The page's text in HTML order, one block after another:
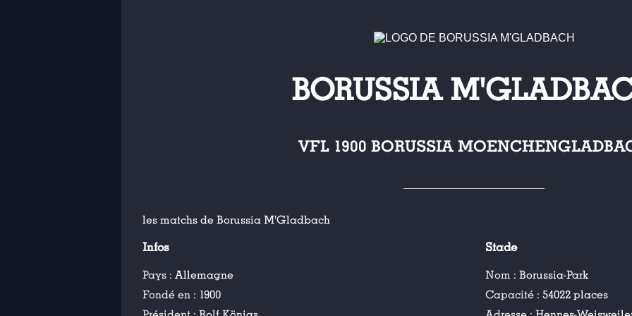
BORUSSIA
VFL 1900 BORUSSIA
les matchs de Borussia M'Gladbach
Infos
Pays : Allemagne
Fondé en : 1900
Stade
Nom :Borussia-Park
Capacité :54022 places